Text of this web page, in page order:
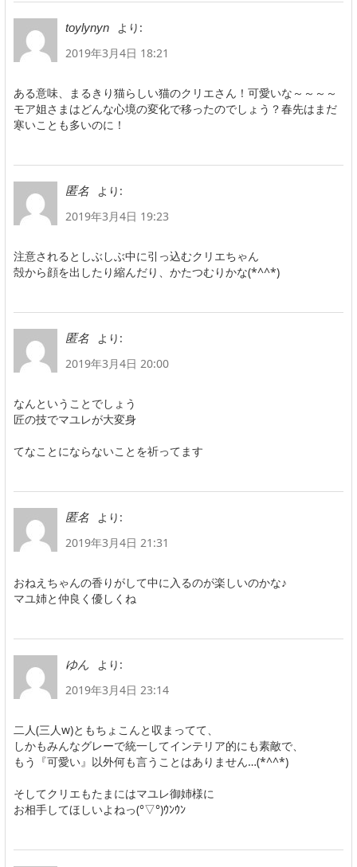
toylynyn
より:
2019年3月4日 18:21
ある意味、まるきり猫らしい猫のクリエさん！可愛いな～～～～
モア姐さまはどんな心境の変化で移ったのでしょう？春先はまだ
寒いことも多いのに！
匿名
より:
2019年3月4日 19:23
注意されるとしぶしぶ中に引っ込むクリエちゃん
殻から顔を出したり縮んだり、かたつむりかな(*^^*)
匿名
より:
2019年3月4日 20:00
なんということでしょう
匠の技でマユレが大変身
てなことにならないことを祈ってます
匿名
より:
2019年3月4日 21:31
おねえちゃんの香りがして中に入るのが楽しいのかな♪
マユ姉と仲良く優しくね
ゆん
より:
2019年3月4日 23:14
二人(三人w)ともちょこんと収まってて、
しかもみんなグレーで統一してインテリア的にも素敵で、
もう『可愛い』以外何も言うことはありません…(*^^*)
そしてクリエもたまにはマユレ御姉様に
お相手してほしいよねっ(°▽°)ｳﾝｳﾝ